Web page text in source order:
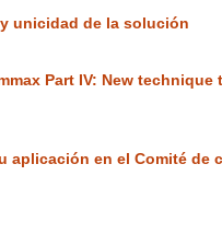
unicidad de la solución
Part IV: New technique
aplicación en el Comité